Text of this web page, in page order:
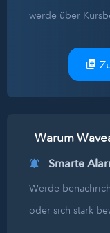
werde über
Warum
Smarte
Werde
oder sich stark